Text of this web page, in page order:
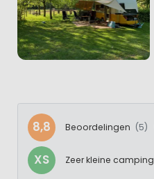
8,8 Beoordelingen (5)
XS Zeer kleine camping